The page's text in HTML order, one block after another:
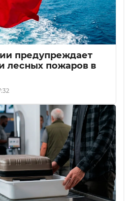
предупреждает
лесных пожаров в